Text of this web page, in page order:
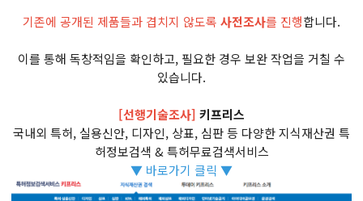
기존에 공개된 제품들과 겹치지 않도록 사전조사를 진행합니다.
이를 통해 독창적임을 확인하고, 필요한 경우 보완 작업을 거칠 수
있습니다.
[선행기술조사] 키프리스
국내외 특허, 실용신안, 디자인, 상표, 심판 등 다양한 지식재산권 특
허정보검색 & 특허무료검색서비스
▼ 바로가기 클릭 ▼